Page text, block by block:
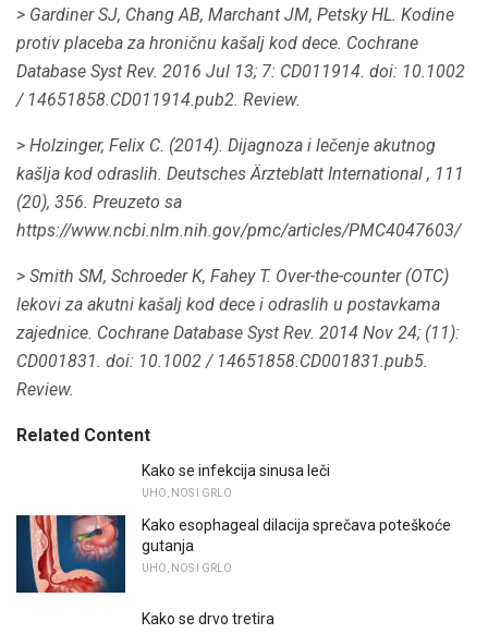
> Gardiner SJ, Chang AB, Marchant JM, Petsky HL. Kodine
protiv placeba za hroničnu kašalj kod dece. Cochrane
Database Syst Rev. 2016 Jul 13; 7: CD011914. doi: 10.1002
/ 14651858.CD011914.pub2. Review.
> Holzinger, Felix C. (2014). Dijagnoza i lečenje akutnog
kašlja kod odraslih. Deutsches Ärzteblatt International , 111
(20), 356. Preuzeto sa
https://www.ncbi.nlm.nih.gov/pmc/articles/PMC4047603/
> Smith SM, Schroeder K, Fahey T. Over-the-counter (OTC)
lekovi za akutni kašalj kod dece i odraslih u postavkama
zajednice. Cochrane Database Syst Rev. 2014 Nov 24; (11):
CD001831. doi: 10.1002 / 14651858.CD001831.pub5.
Review.
Related Content
Kako se infekcija sinusa leči
UHO, NOS I GRLO
Kako esophageal dilacija sprečava poteškoće
gutanja
UHO, NOS I GRLO
Kako se drvo tretira